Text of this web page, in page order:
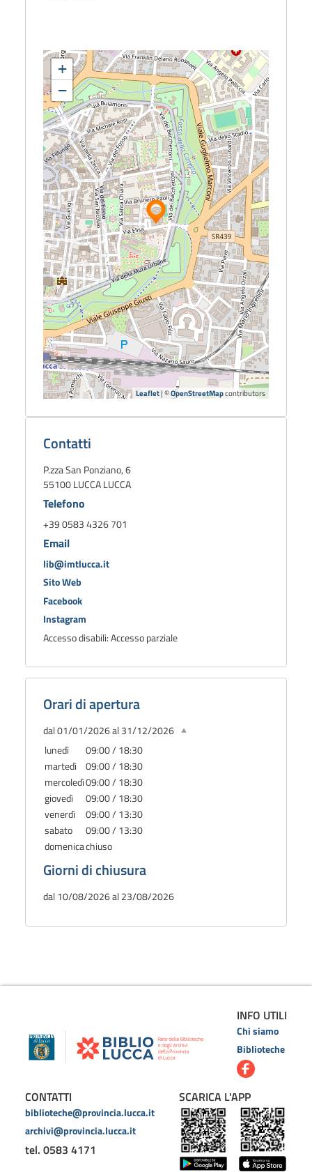
+
−
Leaflet| ©OpenStreetMapcontributors
Dettagli
biblioteca
Contatti
P.zza San Ponziano, 6
55100 LUCCA LUCCA
Telefono
+39 0583 4326 701
Email
lib@imtlucca.it
Sito Web
Facebook
Instagram
Accesso disabili: Accesso parziale
Orari di apertura
dal 01/01/2026 al 31/12/2026
lunedì
09:00 / 18:30
martedì
09:00 / 18:30
mercoledì09:00 / 18:30
giovedì
09:00 / 18:30
venerdì
09:00 / 13:30
sabato
09:00 / 13:30
domenicachiuso
Giorni di chiusura
dal 10/08/2026 al 23/08/2026
INFO UTILI
Chi siamo
Biblioteche
CONTATTI
biblioteche@provincia.lucca.it
archivi@provincia.lucca.it
tel. 0583 4171
SCARICA L'APP